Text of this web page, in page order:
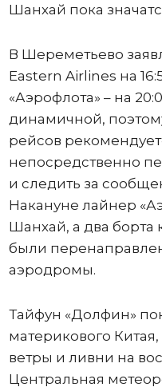
Шанхай пока
В Шереметьево
Eastern Airlines на
«Аэрофлота» – на
динамичной,
рейсов
непосредственно
и следить за
Накануне лайнер
Шанхай, а два борта
были
аэродромы.
Тайфун «Долфин»
материкового
ветры и ливни на
Центральная